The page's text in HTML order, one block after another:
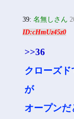
39:名無しさん
ID:cHmUz45z0
>>36
クローズド
が
オープン